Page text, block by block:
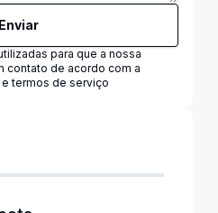
Enviar
para que a nossa
contato de acordo com a
termos de serviço